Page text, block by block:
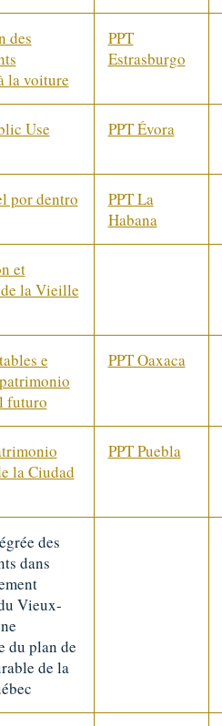
des
la voiture
PPT
Estrasburgo
Use
PPT Évora
por dentro
PPT La
Habana
et
la Vieille
e
futuro
PPT Oaxaca
la Ciudad
PPT Puebla
des
dans
Vieux-
du plan de
de la